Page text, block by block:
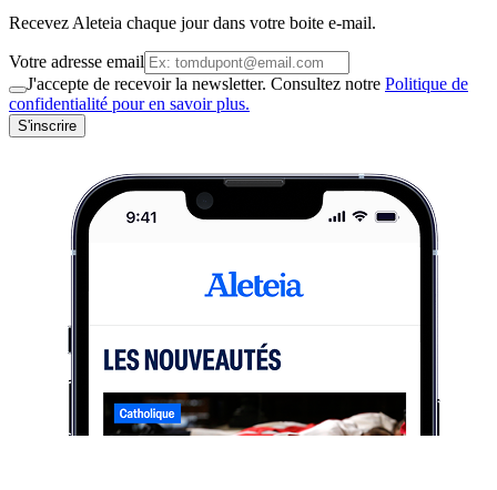
Recevez Aleteia chaque jour dans votre boite e-mail.
Votre adresse email
J'accepte de recevoir la newsletter. Consultez notre Politique de
confidentialité pour en savoir plus.
S'inscrire